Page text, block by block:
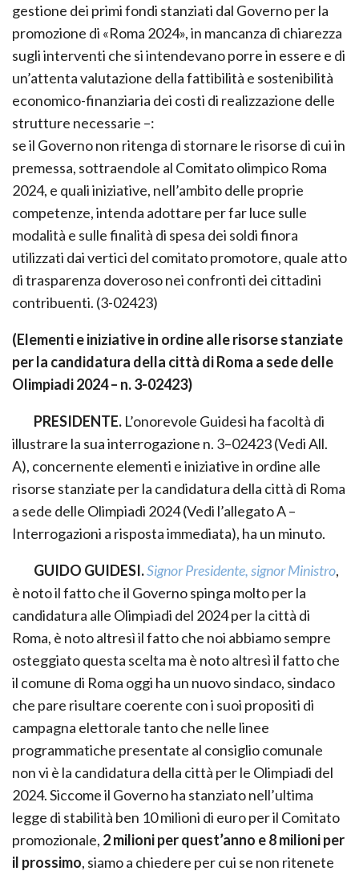
gestione dei primi fondi stanziati dal Governo per la
promozione di «Roma 2024», in mancanza di chiarezza
sugli interventi che si intendevano porre in essere e di
un’attenta valutazione della fattibilità e sostenibilità
economico-finanziaria dei costi di realizzazione delle
strutture necessarie –:
se il Governo non ritenga di stornare le risorse di cui in
premessa, sottraendole al Comitato olimpico Roma
2024, e quali iniziative, nell’ambito delle proprie
competenze, intenda adottare per far luce sulle
modalità e sulle finalità di spesa dei soldi finora
utilizzati dai vertici del comitato promotore, quale atto
di trasparenza doveroso nei confronti dei cittadini
contribuenti. (3-02423)
(Elementi e iniziative in ordine alle risorse stanziate
per la candidatura della città di Roma a sede delle
Olimpiadi 2024 – n. 3-02423)
PRESIDENTE. L’onorevole Guidesi ha facoltà di
illustrare la sua interrogazione n. 3–02423 (Vedi All.
A), concernente elementi e iniziative in ordine alle
risorse stanziate per la candidatura della città di Roma
a sede delle Olimpiadi 2024 (Vedi l’allegato A –
Interrogazioni a risposta immediata), ha un minuto.
GUIDO GUIDESI.Signor Presidente, signor Ministro,
è noto il fatto che il Governo spinga molto per la
candidatura alle Olimpiadi del 2024 per la città di
Roma, è noto altresì il fatto che noi abbiamo sempre
osteggiato questa scelta ma è noto altresì il fatto che
il comune di Roma oggi ha un nuovo sindaco, sindaco
che pare risultare coerente con i suoi propositi di
campagna elettorale tanto che nelle linee
programmatiche presentate al consiglio comunale
non vi è la candidatura della città per le Olimpiadi del
2024. Siccome il Governo ha stanziato nell’ultima
legge di stabilità ben 10 milioni di euro per il Comitato
promozionale, 2 milioni per quest’anno e 8 milioni per
il prossimo, siamo a chiedere per cui se non ritenete